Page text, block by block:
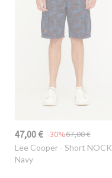
47,00 € 67,00 €
-30%
Lee Cooper- Short NOCK
Navy